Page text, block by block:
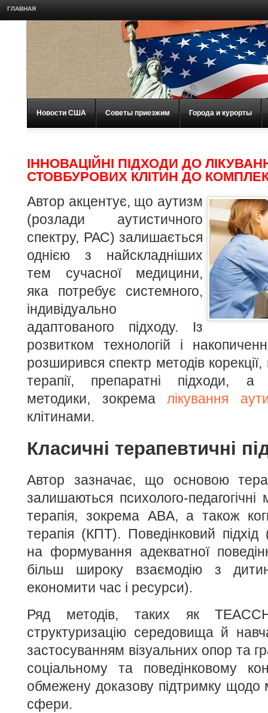
ГЛАВНАЯ
Новости США Советы приезжим Города и курорты
ІННОВАЦІЙНІ ПІДХОДИ ДО
СТОВБУРОВИХ КЛІТИН ДО
Автор акцентує, що аутизм
(розлади аутистичного
спектру, РАС) залишається
однією з найскладніших
тем сучасної медицини,
яка потребує системного,
індивідуально
адаптованого підходу. Із
розвитком технологій і
розширився спектр методів
терапії, препаратні підходи, а
методики, зокрема лікування
клітинами.
Класичні терапевтичні
Автор зазначає, що основою
залишаються психолого-педагогічні
терапія, зокрема ABA, а також
терапія (КПТ). Поведінковий підхід
на формування адекватної
більш широку взаємодію з
економити час і ресурси).
Ряд методів, таких як
структуризацію середовища й
застосуванням візуальних опор та
соціальному та поведінковому
обмежену доказову підтримку щодо
сфери.